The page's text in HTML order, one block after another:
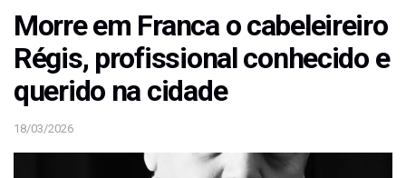
Morre em Franca o cabeleireiro
Régis, profissional conhecido e
querido na cidade
18/03/2026